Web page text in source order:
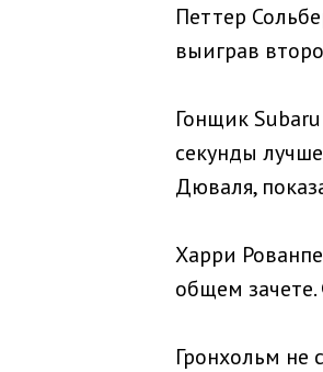
Петтер
выиграв
Гонщик
секунды
Дюваля,
Харри
общем зачете.
Гронхольм не